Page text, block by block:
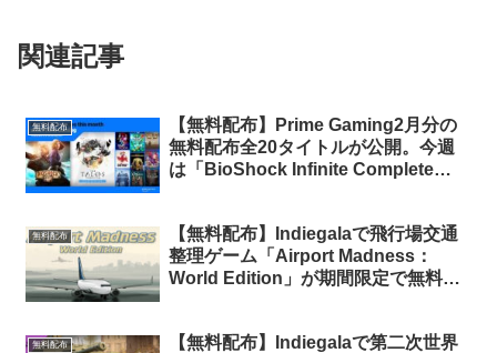
関連記事
無料配布
【無料配布】Prime Gaming2月分の
無料配布全20タイトルが公開。今週
は「BioShock Infinite Complete
無料配布
【無料配布】Indiegalaで飛行場交通
整理ゲーム「Airport Madness：
World Edition」が期間限定で無料配
無料配布
【無料配布】Indiegalaで第二次世界